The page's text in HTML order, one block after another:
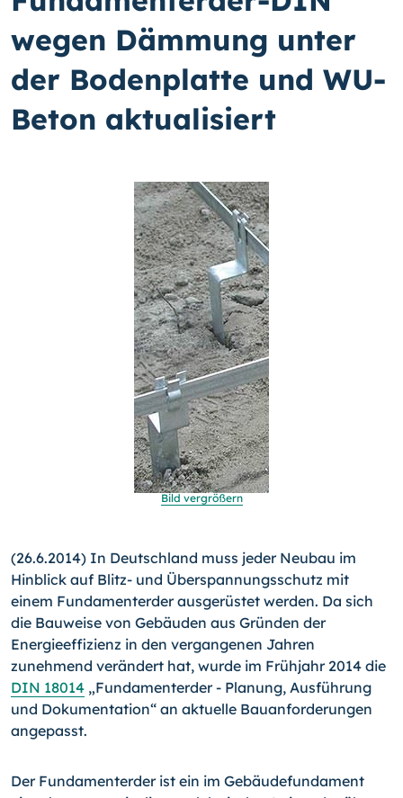
wegen Dämmung unter
der Bodenplatte und WU-
Beton aktualisiert
Bild vergrößern
(26.6.2014) In Deutschland muss jeder Neubau im
Hinblick auf Blitz- und Überspannungsschutz mit
einem Fundamenter­der ausgerüstet werden. Da sich
die Bauweise von Gebäuden aus Gründen der
Energieeffizienz in den vergangenen Jahren
zunehmend verändert hat, wurde im Frühjahr 2014 die
DIN 18014 „Fundamenterder - Planung, Ausführung
und Dokumen­tation“ an aktuelle Bauanforderungen
angepasst.
Der Fundamenterder ist ein im Gebäudefundament